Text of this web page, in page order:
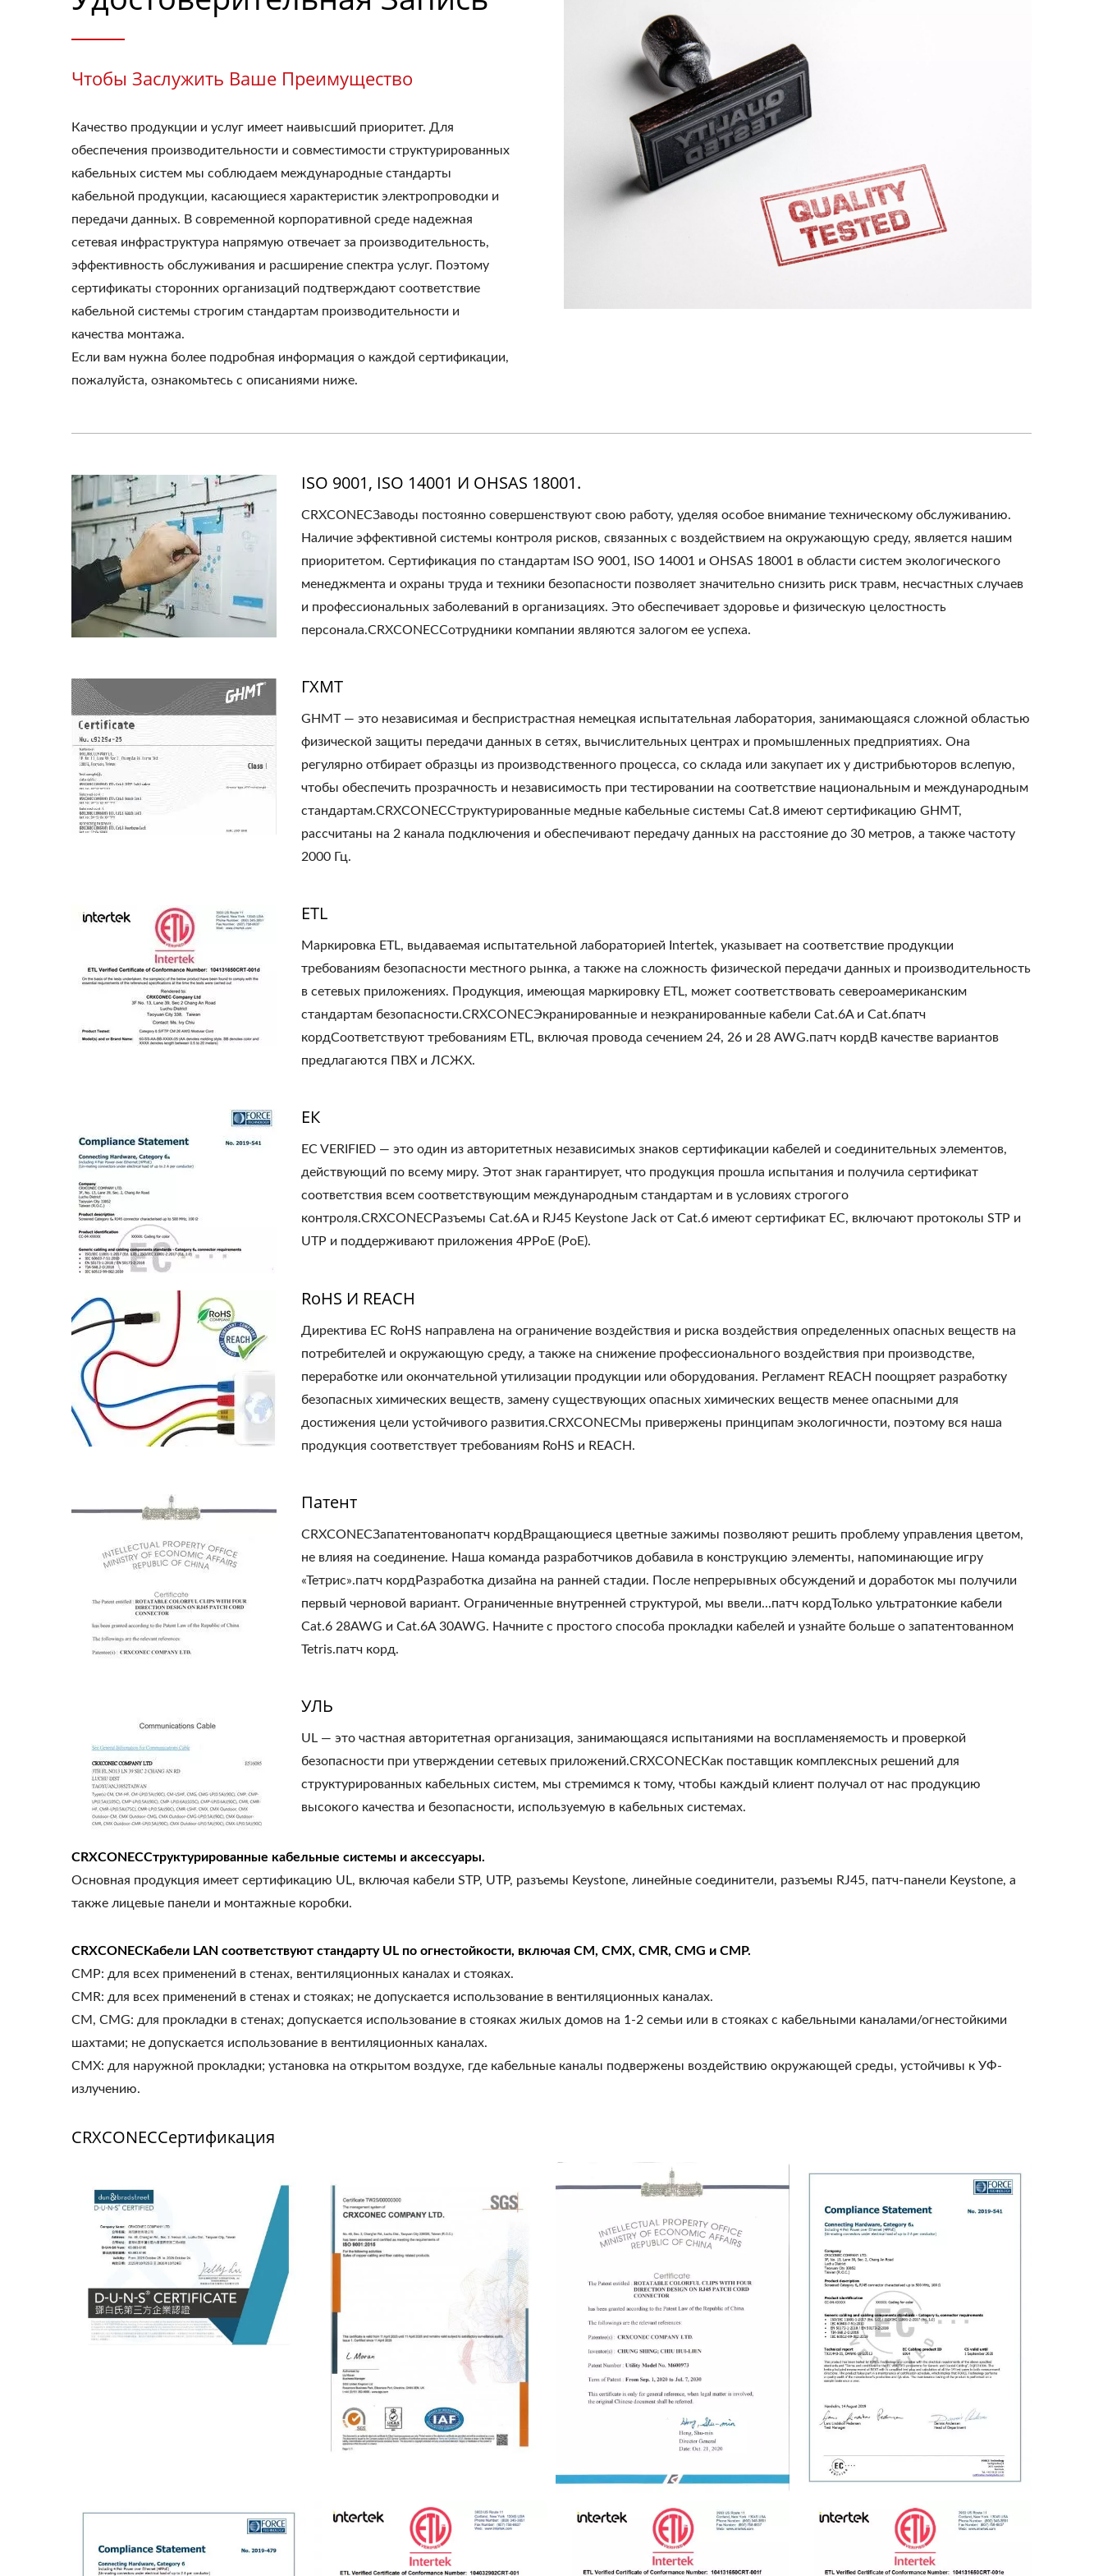
Чтобы Заслужить Ваше Преимущество
Качество продукции и услуг имеет наивысший приоритет. Для
обеспечения производительности и совместимости структурированных
кабельных систем мы соблюдаем международные стандарты
кабельной продукции, касающиеся характеристик электропроводки и
передачи данных. В современной корпоративной среде надежная
сетевая инфраструктура напрямую отвечает за производительность,
эффективность обслуживания и расширение спектра услуг. Поэтому
сертификаты сторонних организаций подтверждают соответствие
кабельной системы строгим стандартам производительности и
качества монтажа.
Если вам нужна более подробная информация о каждой сертификации,
пожалуйста, ознакомьтесь с описаниями ниже.
ISO 9001, ISO 14001 И OHSAS 18001.
CRXCONECЗаводы постоянно совершенствуют свою работу, уделяя особое внимание техническому обслуживанию.
Наличие эффективной системы контроля рисков, связанных с воздействием на окружающую среду, является нашим
приоритетом. Сертификация по стандартам ISO 9001, ISO 14001 и OHSAS 18001 в области систем экологического
менеджмента и охраны труда и техники безопасности позволяет значительно снизить риск травм, несчастных случаев
и профессиональных заболеваний в организациях. Это обеспечивает здоровье и физическую целостность
персонала.CRXCONECСотрудники компании являются залогом ее успеха.
ГХМТ
GHMT — это независимая и беспристрастная немецкая испытательная лаборатория, занимающаяся сложной областью
физической защиты передачи данных в сетях, вычислительных центрах и промышленных предприятиях. Она
регулярно отбирает образцы из производственного процесса, со склада или закупает их у дистрибьюторов вслепую,
чтобы обеспечить прозрачность и независимость при тестировании на соответствие национальным и международным
стандартам.CRXCONECСтруктурированные медные кабельные системы Cat.8 имеют сертификацию GHMT,
рассчитаны на 2 канала подключения и обеспечивают передачу данных на расстояние до 30 метров, а также частоту
2000 Гц.
ETL
Маркировка ETL, выдаваемая испытательной лабораторией Intertek, указывает на соответствие продукции
требованиям безопасности местного рынка, а также на сложность физической передачи данных и производительность
в сетевых приложениях. Продукция, имеющая маркировку ETL, может соответствовать североамериканским
стандартам безопасности.CRXCONECЭкранированные и неэкранированные кабели Cat.6A и Cat.6патч
кордСоответствуют требованиям ETL, включая провода сечением 24, 26 и 28 AWG.патч кордВ качестве вариантов
предлагаются ПВХ и ЛСЖХ.
ЕК
EC VERIFIED — это один из авторитетных независимых знаков сертификации кабелей и соединительных элементов,
действующий по всему миру. Этот знак гарантирует, что продукция прошла испытания и получила сертификат
соответствия всем соответствующим международным стандартам и в условиях строгого
контроля.CRXCONECРазъемы Cat.6A и RJ45 Keystone Jack от Cat.6 имеют сертификат EC, включают протоколы STP и
UTP и поддерживают приложения 4PPoE (PoE).
RoHS И REACH
Директива ЕС RoHS направлена ​​на ограничение воздействия и риска воздействия определенных опасных веществ на
потребителей и окружающую среду, а также на снижение профессионального воздействия при производстве,
переработке или окончательной утилизации продукции или оборудования. Регламент REACH поощряет разработку
безопасных химических веществ, замену существующих опасных химических веществ менее опасными для
достижения цели устойчивого развития.CRXCONECМы привержены принципам экологичности, поэтому вся наша
продукция соответствует требованиям RoHS и REACH.
Патент
CRXCONECЗапатентованопатч кордВращающиеся цветные зажимы позволяют решить проблему управления цветом,
не влияя на соединение. Наша команда разработчиков добавила в конструкцию элементы, напоминающие игру
«Тетрис».патч кордРазработка дизайна на ранней стадии. После непрерывных обсуждений и доработок мы получили
первый черновой вариант. Ограниченные внутренней структурой, мы ввели...патч кордТолько ультратонкие кабели
Cat.6 28AWG и Cat.6A 30AWG. Начните с простого способа прокладки кабелей и узнайте больше о запатентованном
Tetris.патч корд.
УЛЬ
UL — это частная авторитетная организация, занимающаяся испытаниями на воспламеняемость и проверкой
безопасности при утверждении сетевых приложений.CRXCONECКак поставщик комплексных решений для
структурированных кабельных систем, мы стремимся к тому, чтобы каждый клиент получал от нас продукцию
высокого качества и безопасности, используемую в кабельных системах.
CRXCONECСтруктурированные кабельные системы и аксессуары.
Основная продукция имеет сертификацию UL, включая кабели STP, UTP, разъемы Keystone, линейные соединители, разъемы RJ45, патч-панели Keystone, а
также лицевые панели и монтажные коробки.
CRXCONECКабели LAN соответствуют стандарту UL по огнестойкости, включая CM, CMX, CMR, CMG и CMP.
CMP: для всех применений в стенах, вентиляционных каналах и стояках.
CMR: для всех применений в стенах и стояках; не допускается использование в вентиляционных каналах.
CM, CMG: для прокладки в стенах; допускается использование в стояках жилых домов на 1-2 семьи или в стояках с кабельными каналами/огнестойкими
шахтами; не допускается использование в вентиляционных каналах.
CMX: для наружной прокладки; установка на открытом воздухе, где кабельные каналы подвержены воздействию окружающей среды, устойчивы к УФ-
излучению.
CRXCONECСертификация